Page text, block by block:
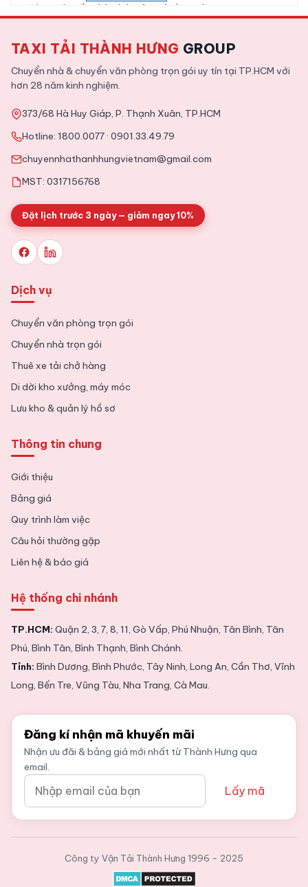
Dịch vụ chuyển nhà Bình Tân giá rẻ, uy tín
2026-01-12 Chuyển Nhà
Dịch vụ chuyển nhà trọn gói Quận 9 uy tín, giá rẻ
2025-11-09
Tin Tức
Tổng hợp kinh nghiệm chuyển văn phòng chi tiết từ A tới Z
TAXI TẢI THÀNH HƯNG GROUP
Chuyển nhà & chuyển văn phòng trọn gói uy tín tại TP.HCM với
hơn 28 năm kinh nghiệm.
373/68 Hà Huy Giáp, P. Thạnh Xuân, TP.HCM
Hotline: 1800.0077 · 0901.33.49.79
chuyennhathanhhungvietnam@gmail.com
MST: 0317156768
Đặt lịch trước 3 ngày — giảm ngay 10%
Dịch vụ
Chuyển văn phòng trọn gói
Chuyển nhà trọn gói
Thuê xe tải chở hàng
Di dời kho xưởng, máy móc
Lưu kho & quản lý hồ sơ
Thông tin chung
Giới thiệu
Bảng giá
Quy trình làm việc
Câu hỏi thường gặp
Liên hệ & báo giá
Hệ thống chi nhánh
TP.HCM: Quận 2, 3, 7, 8, 11, Gò Vấp, Phú Nhuận, Tân Bình, Tân
Phú, Bình Tân, Bình Thạnh, Bình Chánh.
Tỉnh: Bình Dương, Bình Phước, Tây Ninh, Long An, Cần Thơ, Vĩnh
Long, Bến Tre, Vũng Tàu, Nha Trang, Cà Mau.
Đăng kí nhận mã khuyến mãi
Nhận ưu đãi & bảng giá mới nhất từ Thành Hưng qua
email.
Lấy mã
Công ty Vận Tải Thành Hưng 1996 - 2025